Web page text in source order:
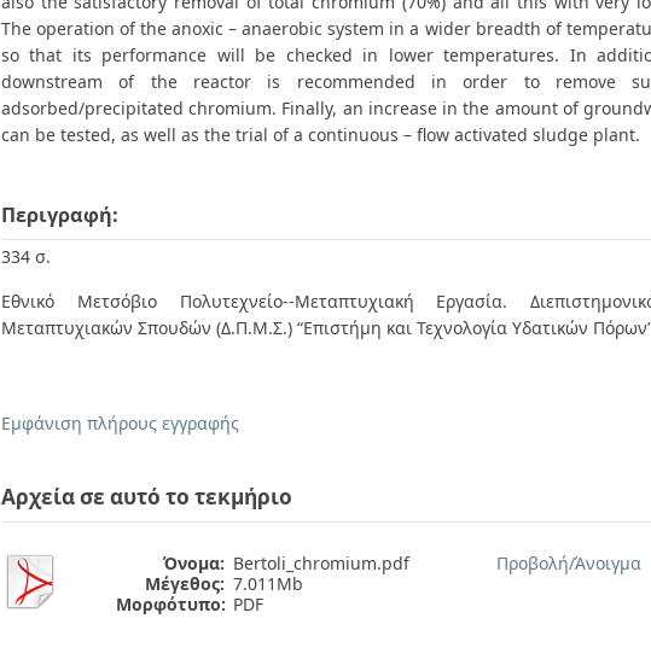
The operation of the anoxic – anaerobic system in a wider breadth of
so that its performance will be checked in lower temperatures. In
downstream of the reactor is recommended in order to remove
adsorbed/precipitated chromium. Finally, an increase in the amount of
can be tested, as well as the trial of a continuous – flow activated sludge plant.
Περιγραφή:
334 σ.
Εθνικό Μετσόβιο Πολυτεχνείο--Μεταπτυχιακή Εργασία.
Μεταπτυχιακών Σπουδών (Δ.Π.Μ.Σ.) “Επιστήμη και Τεχνολογία Υδατικών
Εμφάνιση πλήρους εγγραφής
Αρχεία σε αυτό το τεκμήριο
Όνομα: Bertoli_chromium.pdf
Μέγεθος: 7.011Mb
Μορφότυπο: PDF
Προβολή/Άνοιγμα